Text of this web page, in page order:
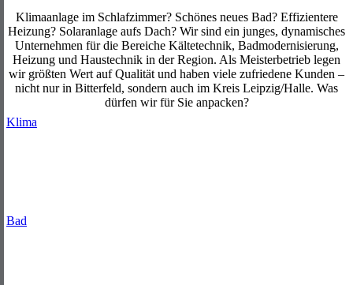
Klimaanlage im Schlafzimmer? Schönes neues Bad? Effizientere
Heizung? Solaranlage aufs Dach? Wir sind ein junges, dynamisches
Unternehmen für die Bereiche Kältetechnik, Badmodernisierung,
Heizung und Haustechnik in der Region. Als Meisterbetrieb legen
wir größten Wert auf Qualität und haben viele zufriedene Kunden –
nicht nur in Bitterfeld, sondern auch im Kreis Leipzig/Halle. Was
dürfen wir für Sie anpacken?
Klima
Bad